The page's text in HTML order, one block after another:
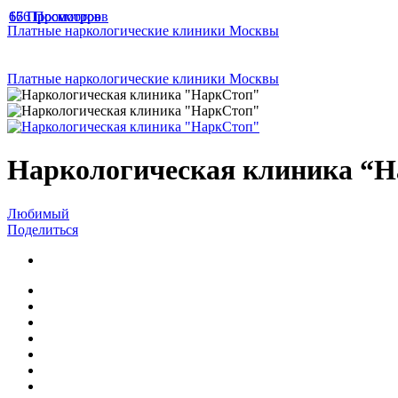
Платные наркологические клиники Москвы
Платные наркологические клиники Москвы
Наркологическая клиника
Любимый
Поделиться
166 Просмотров
67 Просмотров
65 Просмотров